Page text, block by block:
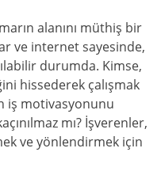
alanını müthiş bir
ve internet sayesinde,
durumda. Kimse,
hissederek çalışmak
iş motivasyonunu
mı? İşverenler,
ve yönlendirmek için